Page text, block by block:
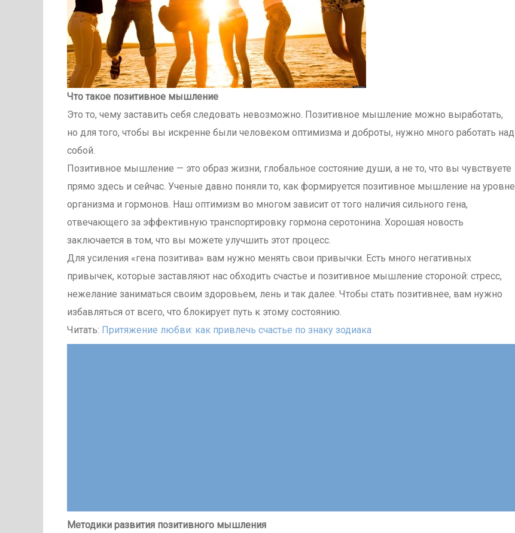
Что такое позитивное мышление
Это то, чему заставить себя следовать невозможно. Позитивное мышление можно выработать,
но для того, чтобы вы искренне были человеком оптимизма и доброты, нужно много работать над
собой.
Позитивное мышление — это образ жизни, глобальное состояние души, а не то, что вы чувствуете
прямо здесь и сейчас. Ученые давно поняли то, как формируется позитивное мышление на уровне
организма и гормонов. Наш оптимизм во многом зависит от того наличия сильного гена,
отвечающего за эффективную транспортировку гормона серотонина. Хорошая новость
заключается в том, что вы можете улучшить этот процесс.
Для усиления «гена позитива» вам нужно менять свои привычки. Есть много негативных
привычек, которые заставляют нас обходить счастье и позитивное мышление стороной: стресс,
нежелание заниматься своим здоровьем, лень и так далее. Чтобы стать позитивнее, вам нужно
избавляться от всего, что блокирует путь к этому состоянию.
Читать: Притяжение любви: как привлечь счастье по знаку зодиака
Методики развития позитивного мышления